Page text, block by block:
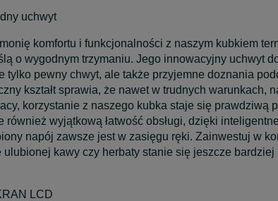
uchwyt
komfortu i funkcjonalności z naszym kubkiem
o wygodnym trzymaniu. Jego innowacyjny uchwyt
tylko pewny chwyt, ale także przyjemne doznania
kształt sprawia, że nawet w trudnych warunkach,
korzystanie z naszego kubka staje się prawdziwą
również wyjątkową łatwość obsługi, dzięki
napój zawsze jest w zasięgu ręki. Zainwestuj w
ulubionej kawy czy herbaty stanie się jeszcze bardziej
LCD